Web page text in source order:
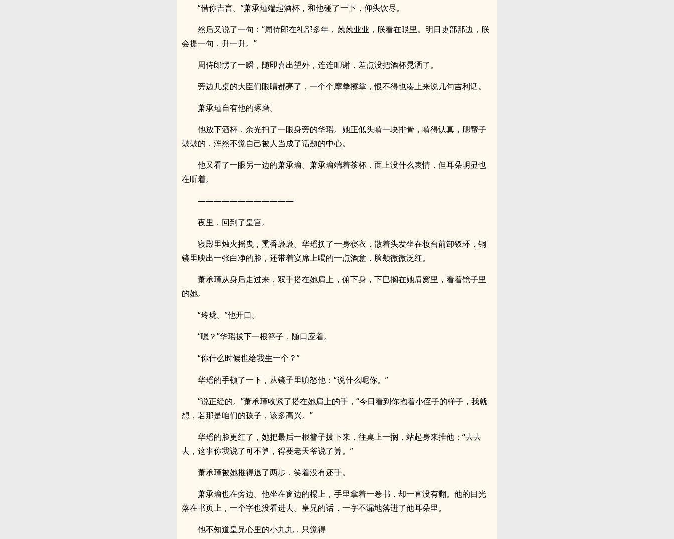
“借你吉言。”萧承瑾端起酒杯，和他碰了一下，仰头饮尽。
然后又说了一句：“周侍郎在礼部多年，兢兢业业，朕看在眼里。明日吏部那边，朕
会提一句，升一升。”
周侍郎愣了一瞬，随即喜出望外，连连叩谢，差点没把酒杯晃洒了。
旁边几桌的大臣们眼睛都亮了，一个个摩拳擦掌，恨不得也凑上来说几句吉利话。
萧承瑾自有他的琢磨。
他放下酒杯，余光扫了一眼身旁的华瑶。她正低头啃一块排骨，啃得认真，腮帮子
鼓鼓的，浑然不觉自己被人当成了话题的中心。
他又看了一眼另一边的萧承瑜。萧承瑜端着茶杯，面上没什么表情，但耳朵明显也
在听着。
————————————
夜里，回到了皇宫。
寝殿里烛火摇曳，熏香袅袅。华瑶换了一身寝衣，散着头发坐在妆台前卸钗环，铜
镜里映出一张白净的脸，还带着宴席上喝的一点酒意，脸颊微微泛红。
萧承瑾从身后走过来，双手搭在她肩上，俯下身，下巴搁在她肩窝里，看着镜子里
的她。
“玲珑。”他开口。
“嗯？”华瑶拔下一根簪子，随口应着。
“你什么时候也给我生一个？”
华瑶的手顿了一下，从镜子里嗔怒他：“说什么呢你。”
“说正经的。”萧承瑾收紧了搭在她肩上的手，“今日看到你抱着小侄子的样子，我就
想，若那是咱们的孩子，该多高兴。”
华瑶的脸更红了，她把最后一根簪子拔下来，往桌上一搁，站起身来推他：“去去
去，这事你我说了可不算，得要老天爷说了算。”
萧承瑾被她推得退了两步，笑着没有还手。
萧承瑜也在旁边。他坐在窗边的榻上，手里拿着一卷书，却一直没有翻。他的目光
落在书页上，一个字也没看进去。皇兄的话，一字不漏地落进了他耳朵里。
他不知道皇兄心里的小九九，只觉得